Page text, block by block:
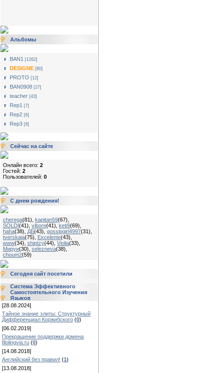
Альбомы
BAN1 [1262]
DESIGNE [80]
PROTO [12]
BAN0908 [27]
teacher [43]
Rep1 [7]
Rep2 [6]
Rep3 [8]
Сейчас на сайте
Онлайн всего: 2
Гостей: 2
Пользователей: 0
С днем рождения!
cherega(81) kapitan59(67)
SOLDI(41) vibore(41) keti9(69)
haha(38) ДБ(43) gossipgirl4997(31)
tverskaja(75) Excelente(43)
www(34) shiptzy(44) Violia(33)
Мируи(30) selezneva(38)
choum2(59)
Сегодня сайт посетили
Система Эффективного
Самостоятельного Изучения
Языков
[28.08.2024]
Тайное знание элиты: Структурный
Дифференциал Коржибского (0)
[06.02.2019]
Прекращение поддержки домена
filolingvia.ru (0)
[14.08.2018]
Английский без правил! (1)
[13.08.2018]